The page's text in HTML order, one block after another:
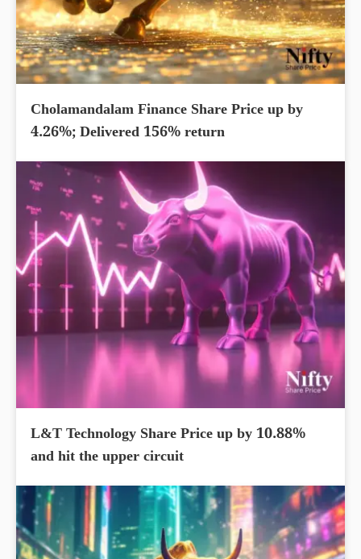
Cholamandalam Finance Share Price up by
4.26%; Delivered 156% return
L&T Technology Share Price up by 10.88%
and hit the upper circuit